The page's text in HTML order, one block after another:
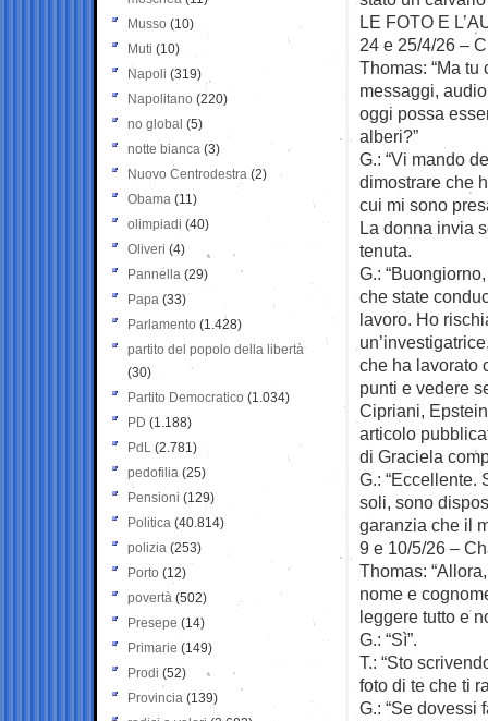
LE FOTO E
24 e 25/4/26 –
Thomas: “Ma
messaggi,
oggi possa
alberi?”
G.: “Vi mando
dimostrare che
cui mi sono
La donna invia
tenuta.
G.:
che state
lavoro. Ho
che ha lavorato
punti e vedere
Cipriani,
articolo
di Graciela
G.: “Eccellente.
soli, sono
garanzia che il
9 e 10/5/26 –
Thomas:
nome e
leggere tutto e
G.: “Sì”.
T.: “Sto
foto di te che ti
G.: “Se dovessi
Musso (10)
Muti (10)
Napoli (319)
Napolitano (220)
no global (5)
notte bianca (3)
Nuovo Centrodestra (2)
Obama (11)
olimpiadi (40)
Oliveri (4)
Pannella (29)
Papa (33)
Parlamento (1.428)
partito del popolo della libertà
(30)
Partito Democratico (1.034)
PD (1.188)
PdL (2.781)
pedofilia (25)
Pensioni (129)
Politica (40.814)
polizia (253)
Porto (12)
povertà (502)
Presepe (14)
Primarie (149)
Prodi (52)
Provincia (139)